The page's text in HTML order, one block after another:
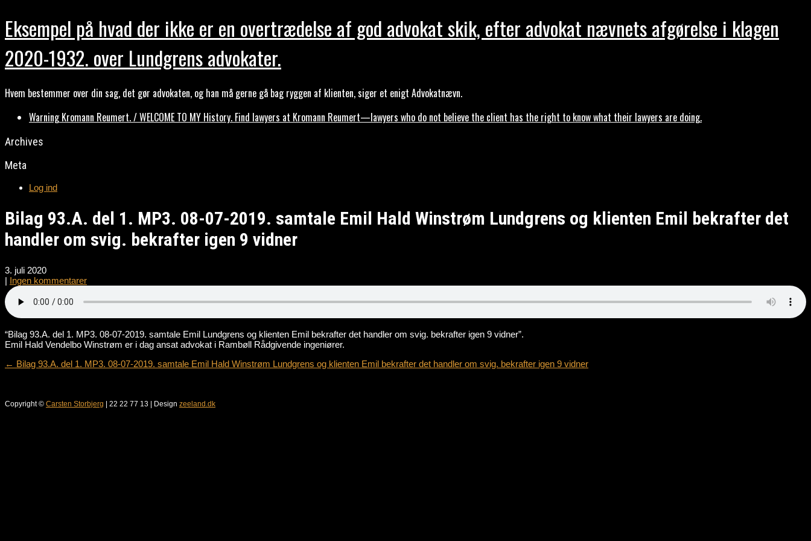
Eksempel på hvad der ikke er en overtrædelse af god advokat skik, efter advokat nævnets afgørelse i klagen
2020-1932. over Lundgrens advokater.
Hvem bestemmer over din sag, det gør advokaten, og han må gerne gå bag ryggen af klienten, siger et enigt Advokatnævn.
Warning Kromann Reumert. / WELCOME TO MY History. Find lawyers at Kromann Reumert—lawyers who do not believe the client has the right to know what their lawyers are doing.
Archives
Meta
Log ind
Bilag 93.A. del 1. MP3. 08-07-2019. samtale Emil Hald Winstrøm Lundgrens og klienten Emil bekrafter det
handler om svig. bekrafter igen 9 vidner
3. juli 2020
| Ingen kommentarer
“Bilag 93.A. del 1. MP3. 08-07-2019. samtale Emil Lundgrens og klienten Emil bekrafter det handler om svig. bekrafter igen 9 vidner”.
Emil Hald Vendelbo Winstrøm er i dag ansat advokat i Rambøll Rådgivende ingeniører.
Post
← Bilag 93.A. del 1. MP3. 08-07-2019. samtale Emil Hald Winstrøm Lundgrens og klienten Emil bekrafter det handler om svig. bekrafter igen 9 vidner
Copyright © Carsten Storbjerg | 22 22 77 13 | Design zeeland.dk